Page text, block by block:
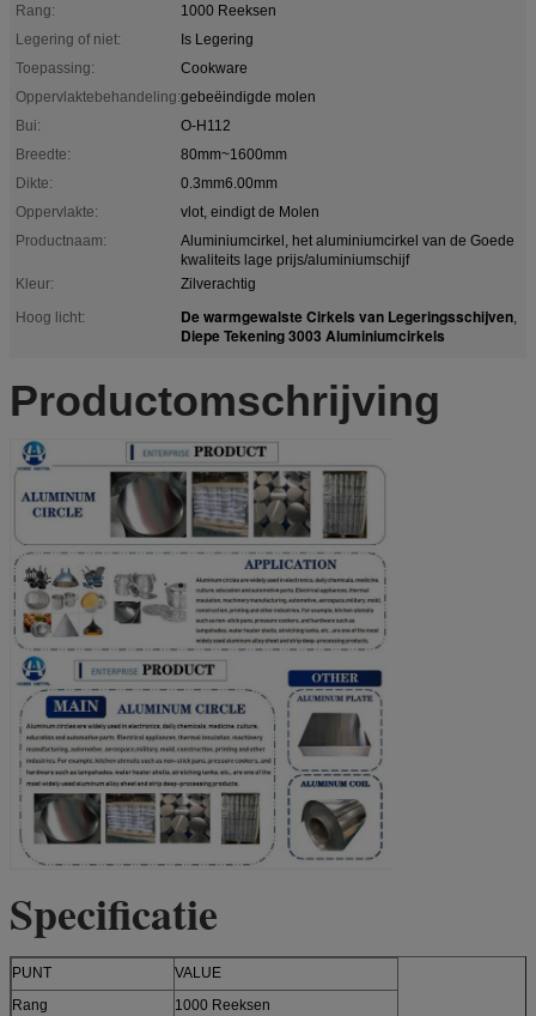
Rang:
1000 Reeksen
Legering of niet:
Is Legering
Toepassing:
Cookware
Oppervlaktebehandeling:gebeëindigde molen
Bui:
O-H112
Breedte:
80mm~1600mm
Dikte:
0.3mm6.00mm
Oppervlakte:
vlot, eindigt de Molen
Productnaam:
Aluminiumcirkel, het aluminiumcirkel van de Goede
kwaliteits lage prijs/aluminiumschijf
Kleur:
Zilverachtig
Hoog licht:
De warmgewalste Cirkels van Legeringsschijven,
Diepe Tekening 3003 Aluminiumcirkels
Productomschrijving
Specificatie
PUNT
VALUE
Rang
1000 Reeksen